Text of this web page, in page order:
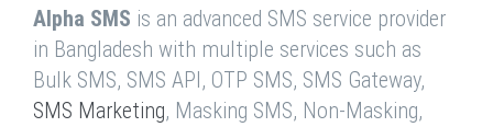
Alpha SMS is an advanced SMS service provider
in Bangladesh with multiple services such as
Bulk SMS, SMS API, OTP SMS, SMS Gateway,
SMS Marketing, Masking SMS, Non-Masking,